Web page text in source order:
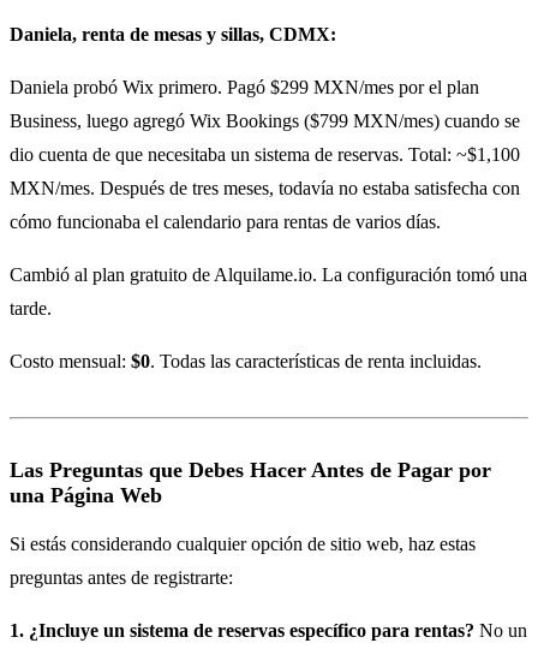
Daniela, renta de mesas y sillas, CDMX:
Daniela probó Wix primero. Pagó $299 MXN/mes por el plan
Business, luego agregó Wix Bookings ($799 MXN/mes) cuando se
dio cuenta de que necesitaba un sistema de reservas. Total: ~$1,100
MXN/mes. Después de tres meses, todavía no estaba satisfecha con
cómo funcionaba el calendario para rentas de varios días.
Cambió al plan gratuito de Alquilame.io. La configuración tomó una
tarde.
Costo mensual: $0. Todas las características de renta incluidas.
Las Preguntas que Debes Hacer Antes de Pagar por
una Página Web
Si estás considerando cualquier opción de sitio web, haz estas
preguntas antes de registrarte:
1. ¿Incluye un sistema de reservas específico para rentas? No un